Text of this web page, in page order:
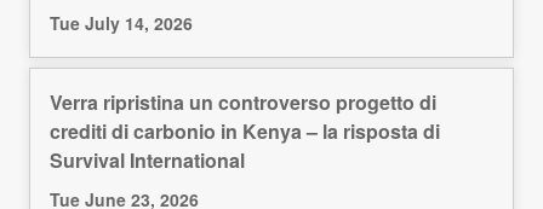
Tue July 14, 2026
Verra ripristina un controverso progetto di
crediti di carbonio in Kenya – la risposta di
Survival International
Tue June 23, 2026